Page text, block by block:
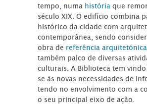
tempo, numa história que
século XIX. O edifício combina
histórico da cidade com
contemporânea, sendo
obra de referência arquitetónica
também palco de diversas
culturais. A Biblioteca tem
se às novas necessidades de
tendo no envolvimento com a
o seu principal eixo de ação.